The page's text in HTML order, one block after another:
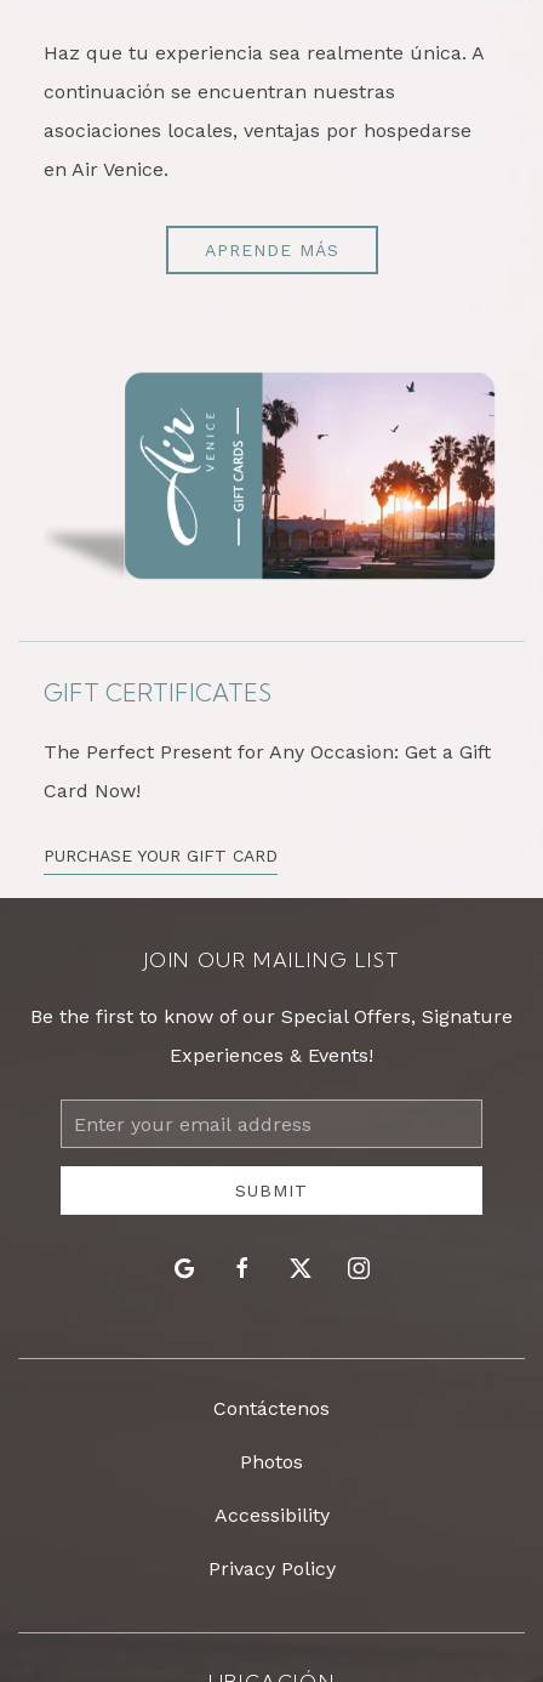
Haz que tu experiencia sea realmente única. A
continuación se encuentran nuestras
asociaciones locales, ventajas por hospedarse
en Air Venice.
APRENDE MÁS
GIFT CERTIFICATES
The Perfect Present for Any Occasion: Get a Gift
Card Now!
PURCHASE YOUR GIFT CARD
JOIN OUR MAILING LIST
Be the first to know of our Special Offers, Signature
Experiences & Events!
Email
Address
SUBMIT
google facebooktwitter instagram
Contáctenos
Photos
Accessibility
Privacy Policy